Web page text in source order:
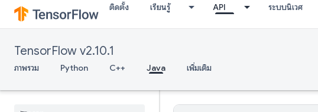
ติดตั้ง เรียนรู้ API ระบบนิเวศ
TensorFlow v2.10.1
ภาพรวม Python C++ Java เพิ่มเติม
RiscCeil
RiscCholesky
RiscConv
RiscCos
RiscDot